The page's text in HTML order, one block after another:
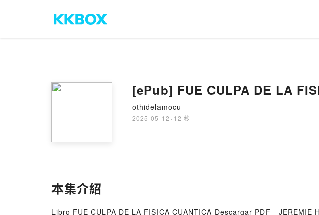
[ePub] FUE CULPA DE LA
othidelamocu
2025-05-12 · 12 秒
本集介紹
Libro FUE CULPA DE LA FISICA CUANTICA Descargar PDF - JEREMIE